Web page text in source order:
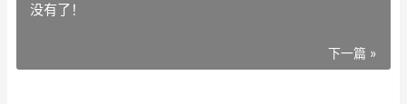
没有了！
下一篇 »